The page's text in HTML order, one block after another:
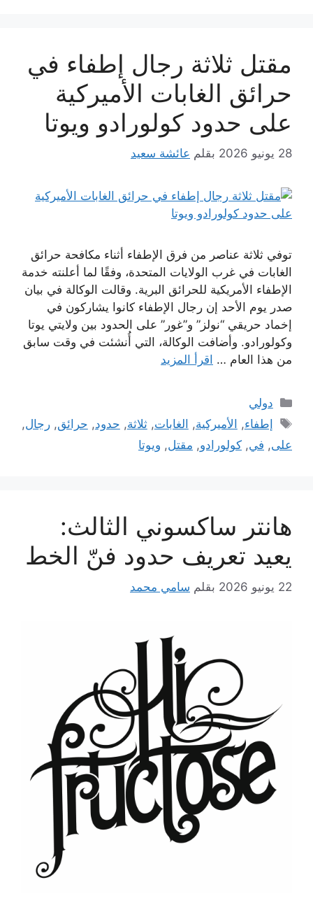
مقتل ثلاثة رجال إطفاء في
حرائق الغابات الأميركية
على حدود كولورادو ويوتا
28 يونيو 2026 بقلم عائشة سعيد
توفي ثلاثة عناصر من فرق الإطفاء أثناء مكافحة حرائق
الغابات في غرب الولايات المتحدة، وفقًا لما أعلنته خدمة
الإطفاء الأمريكية للحرائق البرية. وقالت الوكالة في بيان
صدر يوم الأحد إن رجال الإطفاء كانوا يشاركون في
إخماد حريقي “نولز” و”غور” على الحدود بين ولايتي يوتا
وكولورادو. وأضافت الوكالة، التي أُنشئت في وقت سابق
من هذا العام … اقرأ المزيد
التصنيفات
دولي
الوسوم
إطفاء, الأميركية, الغابات,ثلاثة, حدود, حرائق,رجال,
على, في, كولورادو, مقتل, ويوتا
هانتر ساكسوني الثالث:
يعيد تعريف حدود فنّ الخط
22 يونيو 2026 بقلم سامي محمد